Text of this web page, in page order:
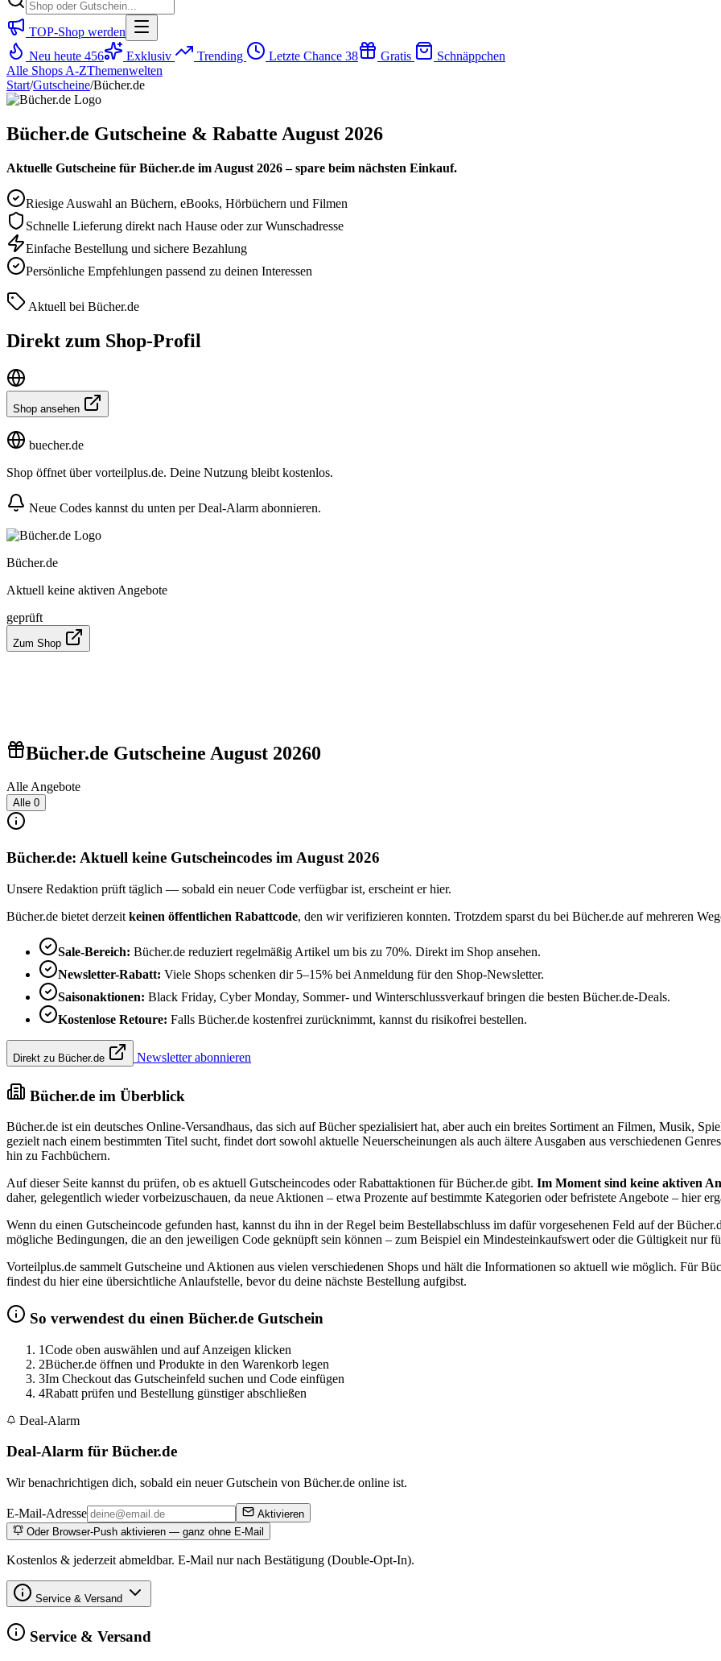
TOP-Shop werden
Neu heute 456 Exklusiv Trending Letzte Chance 38 Gratis
Schnäppchen
Alle Shops A-ZThemenwelten
Start/Gutscheine/Bücher.de
Bücher.de Gutscheine & Rabatte August 2026
Aktuelle Gutscheine für Bücher.de im August 2026 – spare beim nächsten Einkauf.
Riesige Auswahl an Büchern, eBooks, Hörbüchern und Filmen
Schnelle Lieferung direkt nach Hause oder zur Wunschadresse
Einfache Bestellung und sichere Bezahlung
Persönliche Empfehlungen passend zu deinen Interessen
Aktuell bei Bücher.de
Direkt zum Shop-Profil
Shop ansehen
buecher.de
Shop öffnet über vorteilplus.de. Deine Nutzung bleibt kostenlos.
Neue Codes kannst du unten per Deal-Alarm abonnieren.
Bücher.de
Aktuell keine aktiven Angebote
geprüft
Zum Shop
Bücher.de Gutscheine August 20260
Alle Angebote
Alle 0
Bücher.de: Aktuell keine Gutscheincodes im August 2026
Unsere Redaktion prüft täglich — sobald ein neuer Code verfügbar ist, erscheint er hier.
Bücher.de bietet derzeit keinen öffentlichen Rabattcode, den wir verifizieren konnten. Trotzdem sparst du bei Bücher.de auf mehreren
Sale-Bereich: Bücher.de reduziert regelmäßig Artikel um bis zu 70%. Direkt im Shop ansehen.
Newsletter-Rabatt: Viele Shops schenken dir 5–15% bei Anmeldung für den Shop-Newsletter.
Saisonaktionen: Black Friday, Cyber Monday, Sommer- und Winterschlussverkauf bringen die besten Bücher.de-Deals.
Kostenlose Retoure: Falls Bücher.de kostenfrei zurücknimmt, kannst du risikofrei bestellen.
Direkt zu Bücher.de Newsletter abonnieren
Bücher.de im Überblick
Bücher.de ist ein deutsches Online-Versandhaus, das sich auf Bücher spezialisiert hat, aber auch ein breites Sortiment an Filmen, Musik,
gezielt nach einem bestimmten Titel sucht, findet dort sowohl aktuelle Neuerscheinungen als auch ältere Ausgaben aus verschiedenen
hin zu Fachbüchern.
Auf dieser Seite kannst du prüfen, ob es aktuell Gutscheincodes oder Rabattaktionen für Bücher.de gibt. Im Moment sind keine aktiven
daher, gelegentlich wieder vorbeizuschauen, da neue Aktionen – etwa Prozente auf bestimmte Kategorien oder befristete Angebote – hier
Wenn du einen Gutscheincode gefunden hast, kannst du ihn in der Regel beim Bestellabschluss im dafür vorgesehenen Feld auf der
mögliche Bedingungen, die an den jeweiligen Code geknüpft sein können – zum Beispiel ein Mindesteinkaufswert oder die Gültigkeit nur
Vorteilplus.de sammelt Gutscheine und Aktionen aus vielen verschiedenen Shops und hält die Informationen so aktuell wie möglich. Für
findest du hier eine übersichtliche Anlaufstelle, bevor du deine nächste Bestellung aufgibst.
So verwendest du einen Bücher.de Gutschein
1Code oben auswählen und auf Anzeigen klicken
2Bücher.de öffnen und Produkte in den Warenkorb legen
3Im Checkout das Gutscheinfeld suchen und Code einfügen
4Rabatt prüfen und Bestellung günstiger abschließen
Deal-Alarm
Deal-Alarm für Bücher.de
Wir benachrichtigen dich, sobald ein neuer Gutschein von Bücher.de online ist.
E-Mail-Adresse
Aktivieren
Oder Browser-Push aktivieren — ganz ohne E-Mail
Kostenlos & jederzeit abmeldbar. E-Mail nur nach Bestätigung (Double-Opt-In).
Service & Versand
Service & Versand